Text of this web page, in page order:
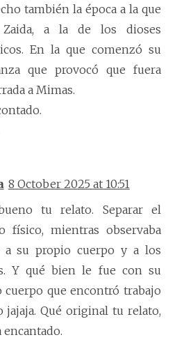
también la época a la que
a la de los dioses
En la que comenzó su
que provocó que fuera
a Mimas.
8 October 2025 at 10:51
tu relato. Separar el
físico, mientras observaba
a su propio cuerpo y a los
Y qué bien le fue con su
cuerpo que encontró trabajo
jajaja. Qué original tu relato,
encantado.